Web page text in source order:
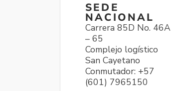
SEDE
NACIONAL
Carrera 85D No. 46A
– 65
Complejo logístico
San Cayetano
Conmutador: +57
(601) 7965150